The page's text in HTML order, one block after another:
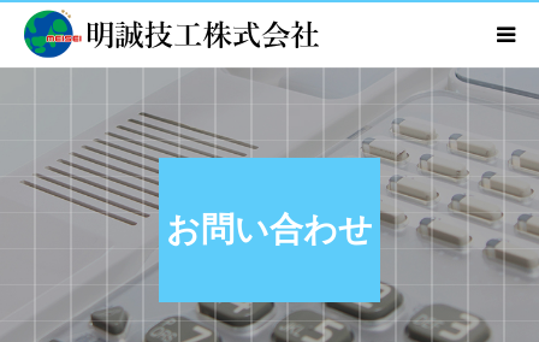
お問い合わせ
会社案内
事業内容
技術・製品紹介